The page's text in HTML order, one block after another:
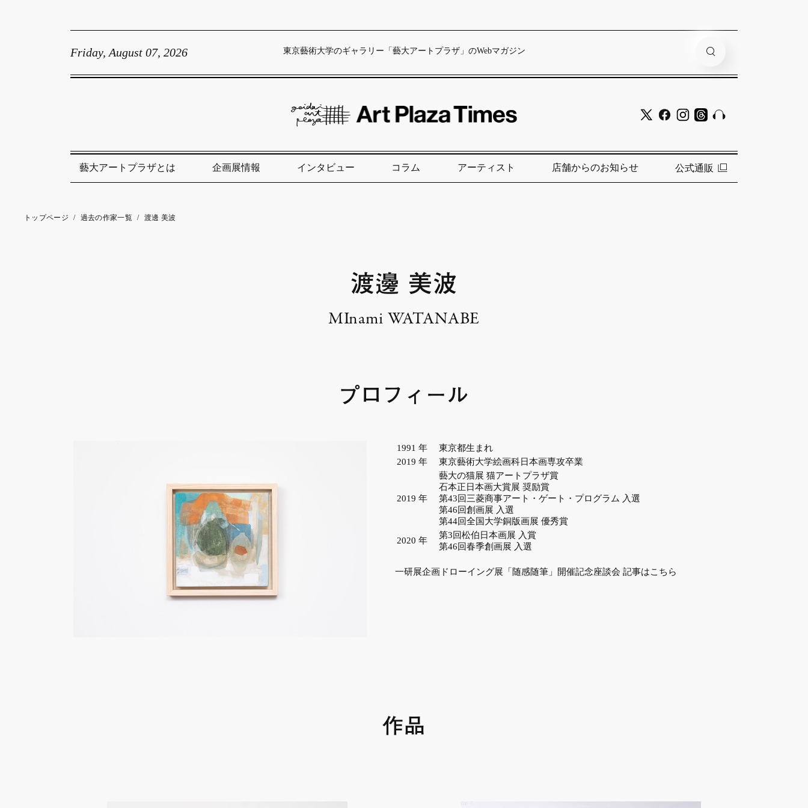
Friday, August 07, 2026 東京藝術大学のギャラリー「藝大アートプラザ」のWebマガジン
藝大アートプラザとは 企画展情報 インタビュー コラム アーティスト 店舗からのお知らせ 公式通販
トップページ / 過去の作家一覧 / 渡邊 美波
渡邊 美波
MInami WATANABE
プロフィール
1991 年
東京都生まれ
2019 年 東京藝術大学絵画科日本画専攻卒業
2019 年
藝大の猫展 猫アートプラザ賞
石本正日本画大賞展 奨励賞
第43回三菱商事アート・ゲート・プログラム 入選
第46回創画展 入選
第44回全国大学銅版画展 優秀賞
2020 年
第3回松伯日本画展 入賞
第46回春季創画展 入選
一研展企画ドローイング展「随感随筆」開催記念座談会 記事はこちら
作品